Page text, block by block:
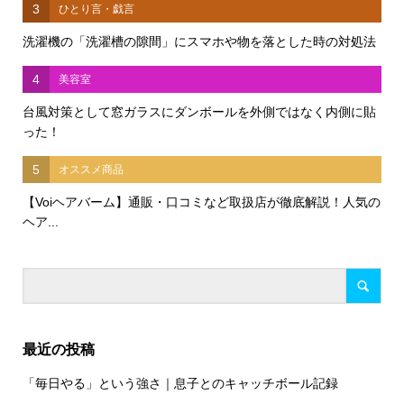
3 ひとり言・戯言
洗濯機の「洗濯槽の隙間」にスマホや物を落とした時の対処法
4 美容室
台風対策として窓ガラスにダンボールを外側ではなく内側に貼
った！
5 オススメ商品
【Voiヘアバーム】通販・口コミなど取扱店が徹底解説！人気の
ヘア...
最近の投稿
「毎日やる」という強さ｜息子とのキャッチボール記録